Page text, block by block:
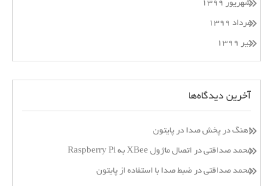
شهریور ۱۳۹۹
مرداد ۱۳۹۹
تیر ۱۳۹۹
آخرین دیدگاه‌ها
اهنگ در پخش صدا در پایتون
محمد صداقتی در اتصال ماژول XBee به Raspberry Pi
محمد صداقتی در ضبط صدا با استفاده از پایتون